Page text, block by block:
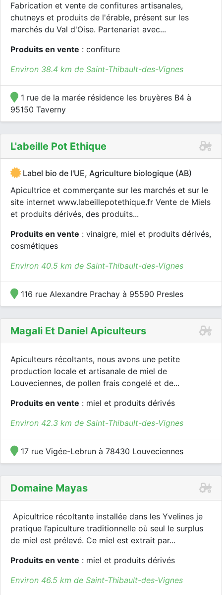
Fabrication et vente de confitures artisanales,
chutneys et produits de l'érable, présent sur les
marchés du Val d'Oise. Partenariat avec...
Produits en vente : confiture
Environ 38.4 km de Saint-Thibault-des-Vignes
1 rue de la marée résidence les bruyères B4 à
95150 Taverny
L'abeille Pot Ethique
Label bio de l'UE, Agriculture biologique (AB)
Apicultrice et commerçante sur les marchés et sur le
site internet www.labeillepotethique.fr Vente de Miels
et produits dérivés, des produits...
Produits en vente : vinaigre, miel et produits dérivés,
cosmétiques
Environ 40.5 km de Saint-Thibault-des-Vignes
116 rue Alexandre Prachay à 95590 Presles
Magali Et Daniel Apiculteurs
Apiculteurs récoltants, nous avons une petite
production locale et artisanale de miel de
Louveciennes, de pollen frais congelé et de...
Produits en vente : miel et produits dérivés
Environ 42.3 km de Saint-Thibault-des-Vignes
17 rue Vigée-Lebrun à 78430 Louveciennes
Domaine Mayas
Apicultrice récoltante installée dans les Yvelines je
pratique l’apiculture traditionnelle où seul le surplus
de miel est prélevé. Ce miel est extrait par...
Produits en vente : miel et produits dérivés
Environ 46.5 km de Saint-Thibault-des-Vignes